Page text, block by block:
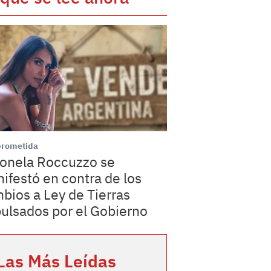
Roccuzzo se
en contra de los
a Ley de Tierras
por el Gobierno
Más Leídas